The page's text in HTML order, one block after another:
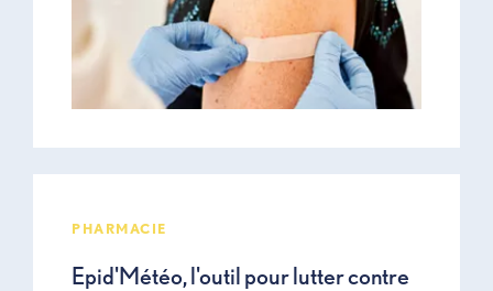
PHARMACIE
Epid'Météo, l'outil pour lutter contre